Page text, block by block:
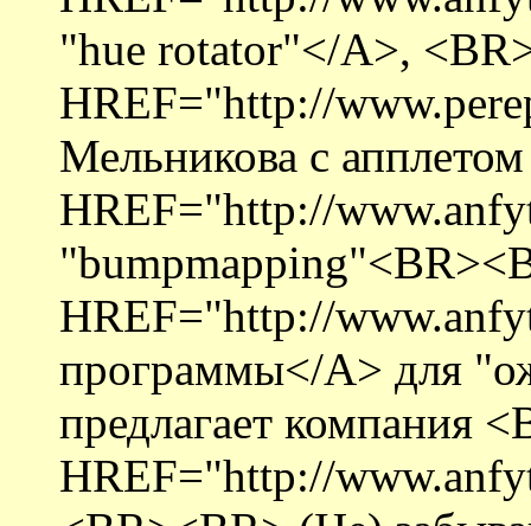
"hue rotator"</A>,
HREF="http://
Мельникова с
HREF="http://
HREF="http://
программы</A> для
предлагает компания
HREF="http://